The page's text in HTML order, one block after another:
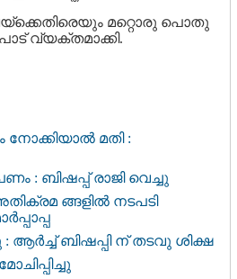
മറ്റൊരു പൊതു
വ്യക്തമാക്കി.
നോക്കിയാൽ മതി :
: ബിഷപ്പ് രാജി വെച്ചു
ങ്ങളില്‍ നടപടി
ആര്‍ച്ച് ബിഷപ്പി ന് തടവു ശിക്ഷ